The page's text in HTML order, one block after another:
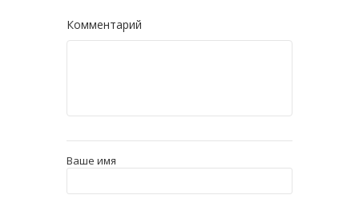
Комментарий
Ваше имя